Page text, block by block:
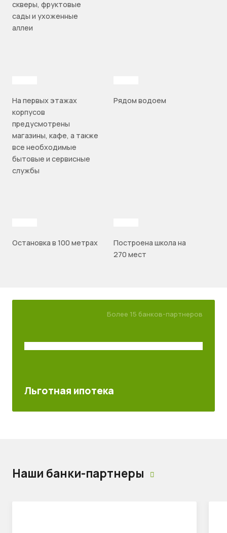
скверы, фруктовые
сады и ухоженные
аллеи
На первых этажах
корпусов
предусмотрены
магазины, кафе, а также
все необходимые
бытовые и сервисные
службы
Рядом водоем
Остановка в 100 метрах
Построена школа на
270 мест
Более 15 банков-партнеров
Льготная ипотека
Наши банки-партнеры